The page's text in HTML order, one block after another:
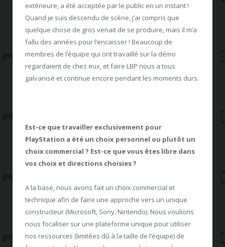
extérieure, a été acceptée par le public en un instant !
Quand je suis descendu de scène, j’ai compris que
quelque chose de gros venait de se produire, mais il m’a
fallu des années pour l’encaisser ! Beaucoup de
membres de l’équipe qui ont travaillé sur la démo
regardaient de chez eux, et faire LBP nous a tous
galvanisé et continue encore pendant les moments durs.
Est-ce que travailler exclusivement pour
PlayStation a été un choix personnel ou plutôt un
choix commercial ? Est-ce que vous êtes libre dans
vos choix et directions choisies ?
A la base, nous avons fait un choix commercial et
technique afin de faire une approche vers un unique
constructeur (Microsoft, Sony, Nintendo). Nous voulions
nous focaliser sur une plateforme unique pour utiliser
nos ressources (limitées dû à la taille de l’équipe) de